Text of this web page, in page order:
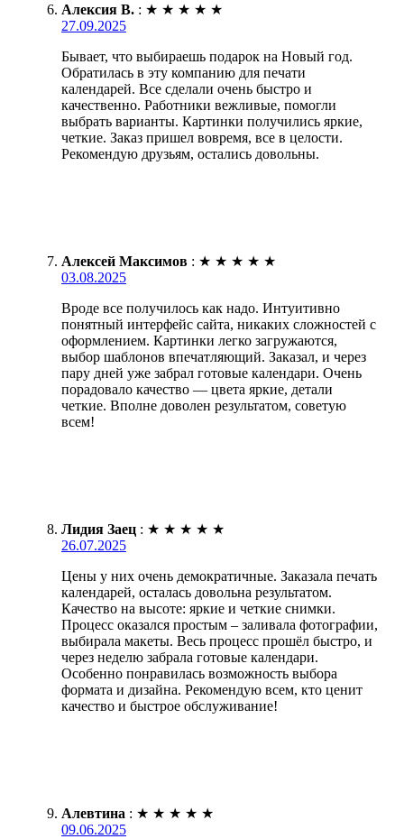
Алексия В. : ★ ★ ★ ★ ★
27.09.2025
Бывает, что выбираешь подарок на Новый год.
Обратилась в эту компанию для печати
календарей. Все сделали очень быстро и
качественно. Работники вежливые, помогли
выбрать варианты. Картинки получились яркие,
четкие. Заказ пришел вовремя, все в целости.
Рекомендую друзьям, остались довольны.
Алексей Максимов : ★ ★ ★ ★ ★
03.08.2025
Вроде все получилось как надо. Интуитивно
понятный интерфейс сайта, никаких сложностей с
оформлением. Картинки легко загружаются,
выбор шаблонов впечатляющий. Заказал, и через
пару дней уже забрал готовые календари. Очень
порадовало качество — цвета яркие, детали
четкие. Вполне доволен результатом, советую
всем!
Лидия Заец : ★ ★ ★ ★ ★
26.07.2025
Цены у них очень демократичные. Заказала печать
календарей, осталась довольна результатом.
Качество на высоте: яркие и четкие снимки.
Процесс оказался простым – заливала фотографии,
выбирала макеты. Весь процесс прошёл быстро, и
через неделю забрала готовые календари.
Особенно понравилась возможность выбора
формата и дизайна. Рекомендую всем, кто ценит
качество и быстрое обслуживание!
Алевтина : ★ ★ ★ ★ ★
09.06.2025